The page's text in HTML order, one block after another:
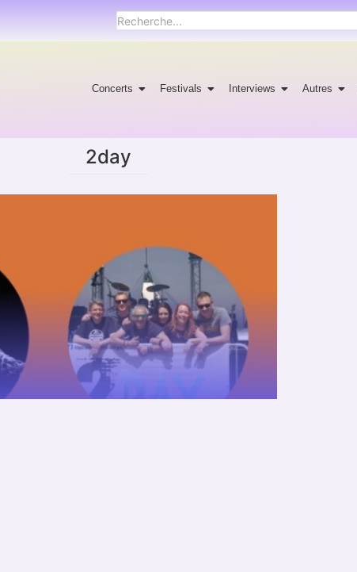
Concerts Festivals Interviews Autres
2day